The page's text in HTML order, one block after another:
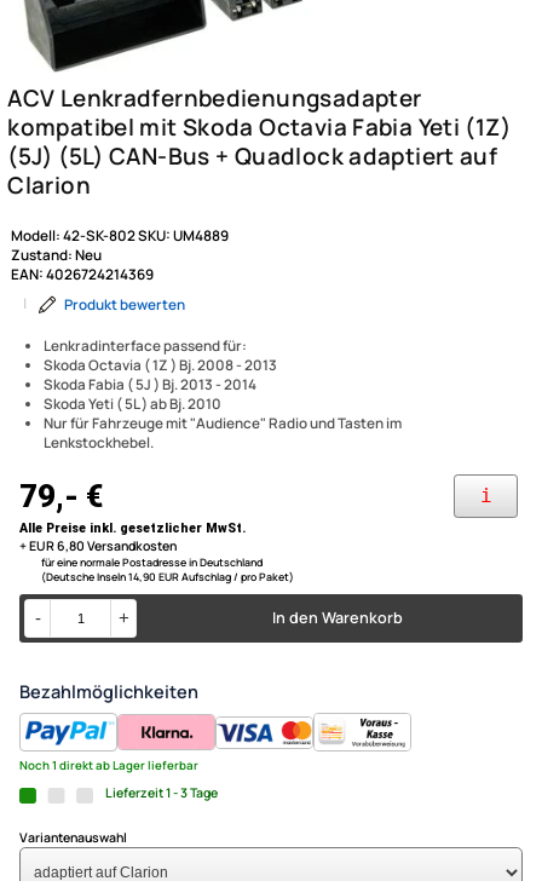
ACV
kompatibel mit Skoda
(5J) (5L) CAN-Bus +
Clarion
Lenkradinterface passend für:
Skoda Fabia ( 5J ) Bj. 2013 - 2014
Skoda Yeti ( 5L ) ab Bj. 2010
Nur für Fahrzeuge mit "Audience" Radio und Tasten im
Lenkstockhebel.
Zustand:Neu
EAN:4026724214369
|
Produkt bewerten
79,- €
Alle Preise inkl. gesetzlicher MwSt.
für eine normale Postadresse in Deutschland
(Deutsche Inseln 14,90 EUR Aufschlag / pro Paket)